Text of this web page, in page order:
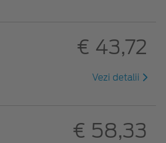
€ 43,72
Vezi detalii
€ 58,33